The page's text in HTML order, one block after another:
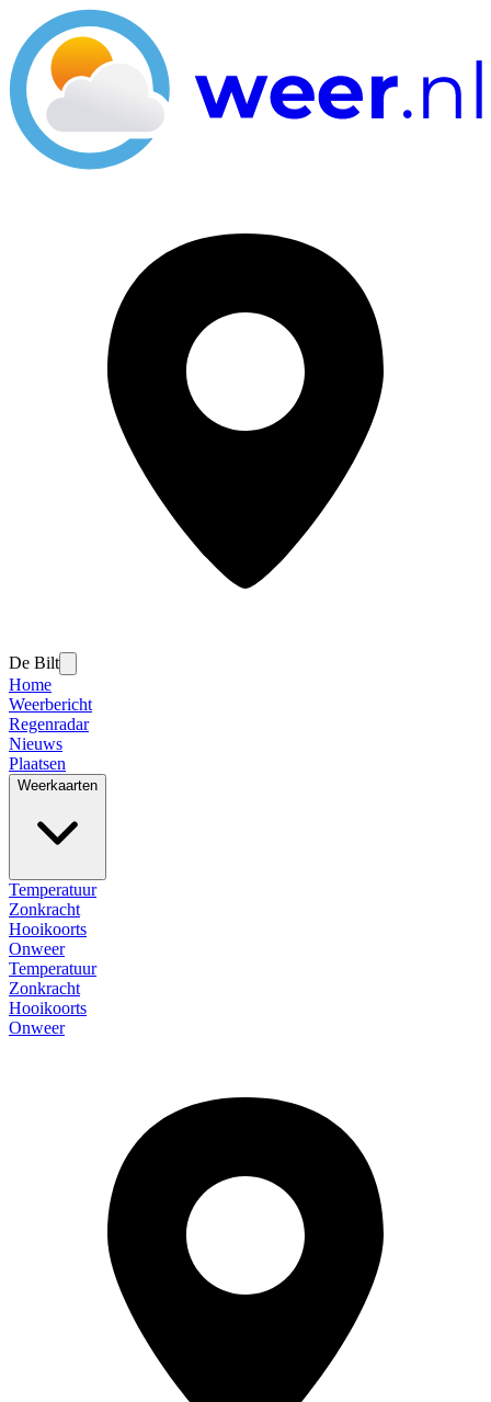
De Bilt
Home
Weerbericht
Regenradar
Nieuws
Plaatsen
Weerkaarten
Temperatuur
Zonkracht
Hooikoorts
Onweer
Temperatuur
Zonkracht
Hooikoorts
Onweer